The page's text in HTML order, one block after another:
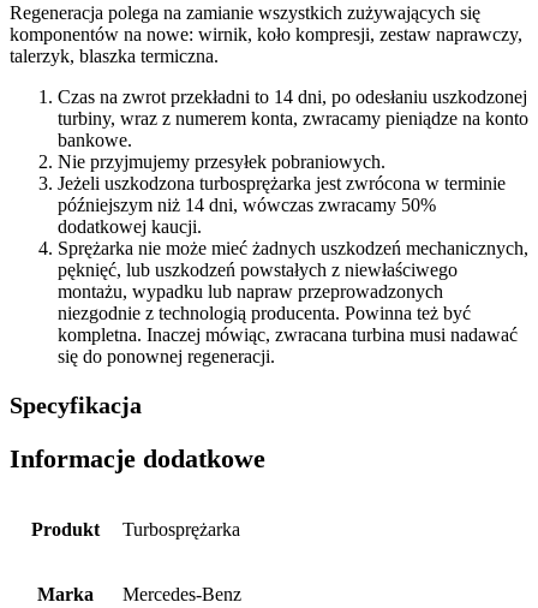
Regeneracja polega na zamianie wszystkich zużywających się
komponentów na nowe: wirnik, koło kompresji, zestaw naprawczy,
talerzyk, blaszka termiczna.
Czas na zwrot przekładni to 14 dni, po odesłaniu uszkodzonej
turbiny, wraz z numerem konta, zwracamy pieniądze na konto
bankowe.
Nie przyjmujemy przesyłek pobraniowych.
Jeżeli uszkodzona turbosprężarka jest zwrócona w terminie
późniejszym niż 14 dni, wówczas zwracamy 50%
dodatkowej kaucji.
Sprężarka nie może mieć żadnych uszkodzeń mechanicznych,
pęknięć, lub uszkodzeń powstałych z niewłaściwego
montażu, wypadku lub napraw przeprowadzonych
niezgodnie z technologią producenta. Powinna też być
kompletna. Inaczej mówiąc, zwracana turbina musi nadawać
się do ponownej regeneracji.
Specyfikacja
Informacje dodatkowe
Produkt Turbosprężarka
Marka Mercedes-Benz